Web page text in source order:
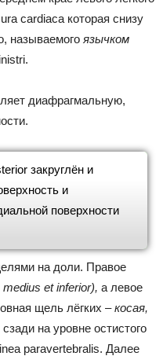
cardiaca которая снизу
называемого язычком
диафрагмальную,
закруглён и
и
поверхности
на доли. Правое
et inferior), а левое
щель лёгких –косая,
на уровне остистого
paravertebralis. Далее